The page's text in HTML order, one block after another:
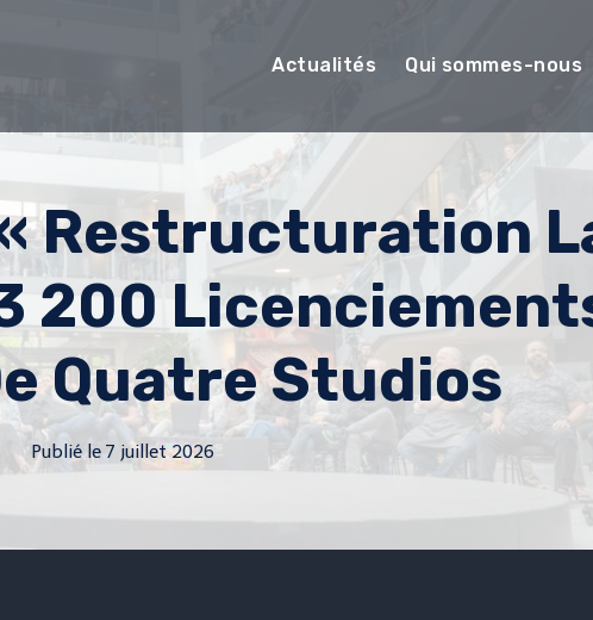
Actualités Qui sommes-nous
Restructuration
200
Quatre Studios
Publié le 7 juillet 2026